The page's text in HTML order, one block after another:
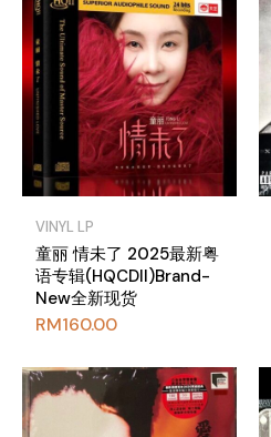
VINYL LP
童丽 情未了 2025最新粤
语专辑(HQCDII)Brand-
New全新现货
RM160.00